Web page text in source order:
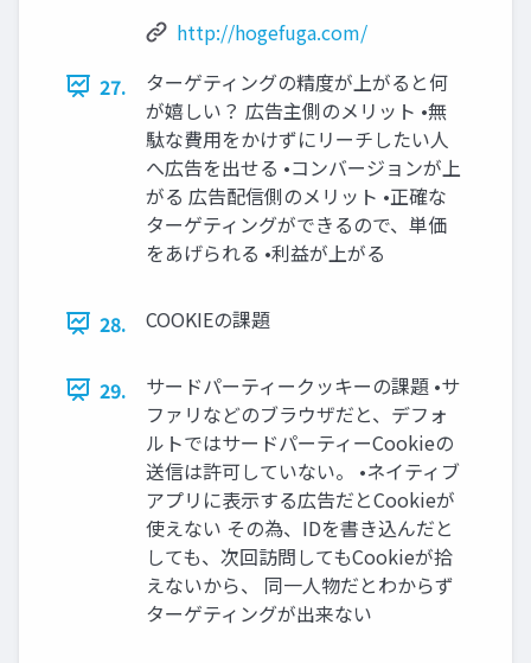
http://hogefuga.com/
27.
ターゲティングの精度が上がると何
が嬉しい？ 広告主側のメリット •無
駄な費用をかけずにリーチしたい人
へ広告を出せる •コンバージョンが上
がる 広告配信側のメリット •正確な
ターゲティングができるので、単価
をあげられる •利益が上がる
28. COOKIEの課題
29.
サードパーティークッキーの課題 •サ
ファリなどのブラウザだと、デフォ
ルトではサードパーティーCookieの
送信は許可していない。 •ネイティブ
アプリに表示する広告だとCookieが
使えない その為、IDを書き込んだと
しても、次回訪問してもCookieが拾
えないから、 同一人物だとわからず
ターゲティングが出来ない